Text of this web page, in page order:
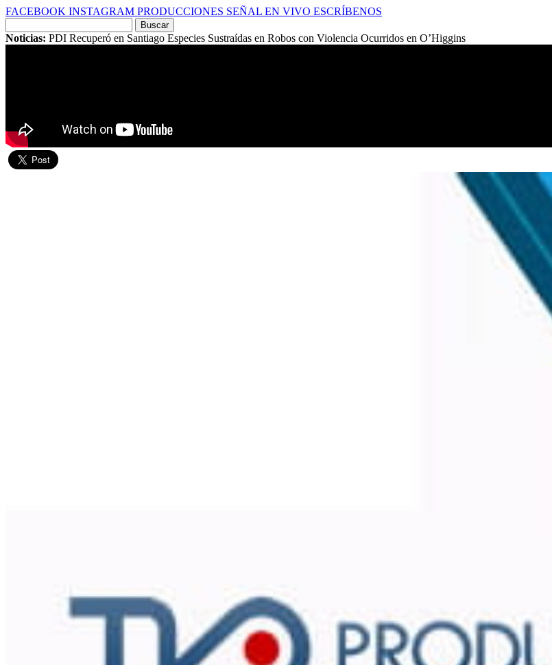
FACEBOOK INSTAGRAM PRODUCCIONES SEÑAL EN VIVO ESCRÍBENOS
por:
Noticias: PDI Recuperó en Santiago Especies Sustraídas en Robos con Violencia Ocurridos en O’Higgins